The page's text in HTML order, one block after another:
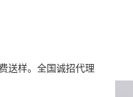
送样。全国诚招代理